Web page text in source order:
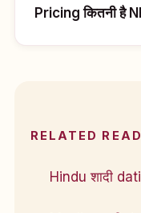
Pricing कितनी है
RELATED
Hindu शादी